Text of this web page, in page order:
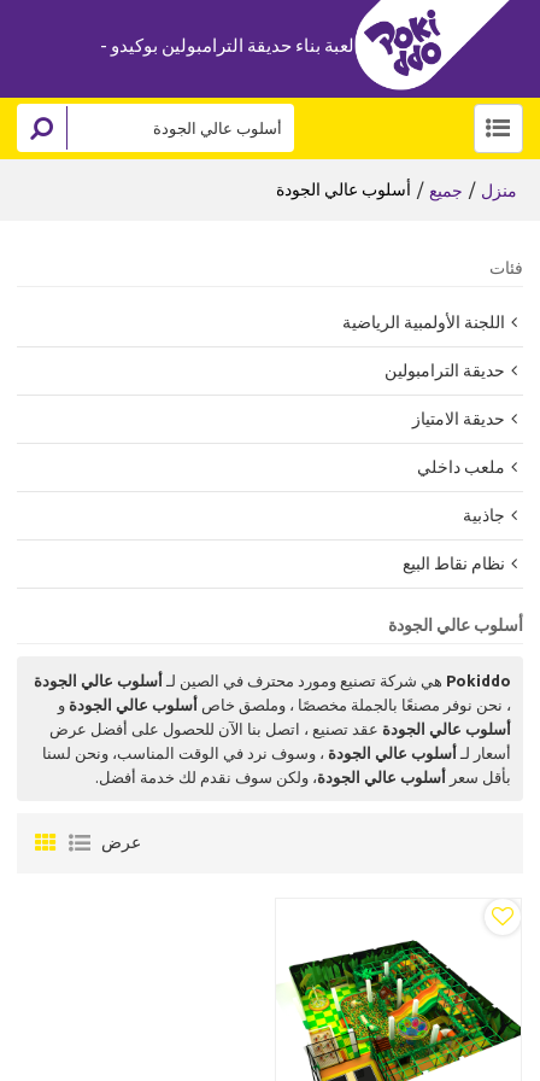
لعبة بناء حديقة الترامبولين بوكيدو -
منزل / جميع / أسلوب عالي الجودة
فئات
اللجنة الأولمبية الرياضية
حديقة الترامبولين
حديقة الامتياز
ملعب داخلي
جاذبية
نظام نقاط البيع
أسلوب عالي الجودة
Pokiddo هي شركة تصنيع ومورد محترف في الصين لـ أسلوب عالي الجودة
، نحن نوفر مصنعًا بالجملة مخصصًا ، وملصق خاص أسلوب عالي الجودة و
أسلوب عالي الجودة عقد تصنيع ، اتصل بنا الآن للحصول على أفضل عرض
أسعار لـ أسلوب عالي الجودة ، وسوف نرد في الوقت المناسب، ونحن لسنا
بأقل سعر
أسلوب عالي الجودة، ولكن سوف نقدم لك خدمة أفضل.
عرض